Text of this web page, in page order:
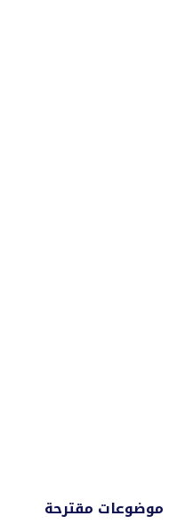
موضوعات مقترحة